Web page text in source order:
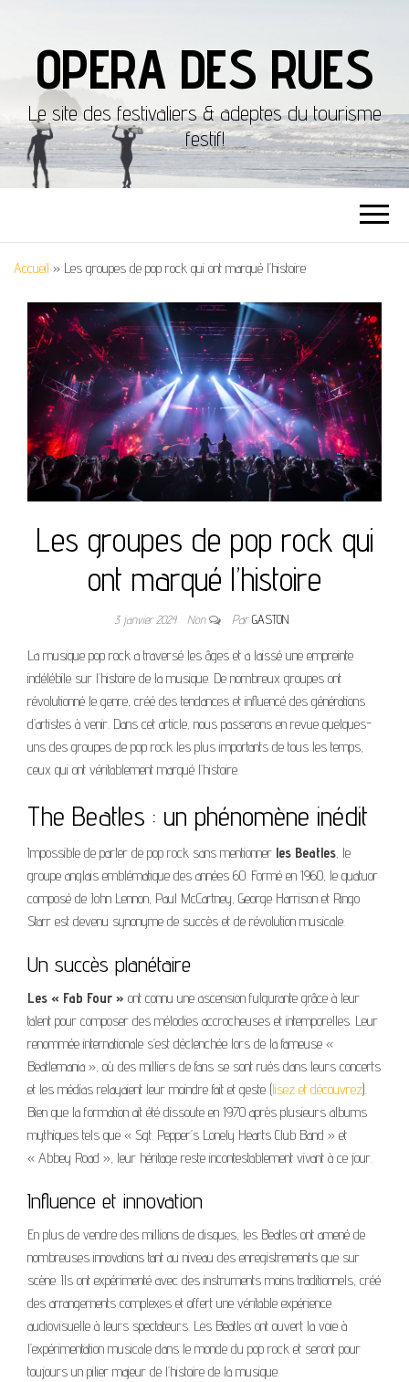
OPERA DES RUES
Le site des festivaliers & adeptes du tourisme
festif!
Accueil » Les groupes de pop rock qui ont marqué l’histoire
Les groupes de pop rock qui
ont marqué l’histoire
3 janvier 2024 Non ParGASTON
La musique pop rock a traversé les âges et a laissé une empreinte
indélébile sur l’histoire de la musique. De nombreux groupes ont
révolutionné le genre, créé des tendances et influencé des générations
d’artistes à venir. Dans cet article, nous passerons en revue quelques-
uns des groupes de pop rock les plus importants de tous les temps,
ceux qui ont véritablement marqué l’histoire.
The Beatles : un phénomène inédit
Impossible de parler de pop rock sans mentionner les Beatles, le
groupe anglais emblématique des années 60. Formé en 1960, le quatuor
composé de John Lennon, Paul McCartney, George Harrison et Ringo
Starr est devenu synonyme de succès et de révolution musicale.
Un succès planétaire
Les « Fab Four » ont connu une ascension fulgurante grâce à leur
talent pour composer des mélodies accrocheuses et intemporelles. Leur
renommée internationale s’est déclenchée lors de la fameuse «
Beatlemania », où des milliers de fans se sont rués dans leurs concerts
et les médias relayaient leur moindre fait et geste (lisez et découvrez).
Bien que la formation ait été dissoute en 1970 après plusieurs albums
mythiques tels que « Sgt. Pepper’s Lonely Hearts Club Band » et
« Abbey Road », leur héritage reste incontestablement vivant à ce jour.
Influence et innovation
En plus de vendre des millions de disques, les Beatles ont amené de
nombreuses innovations tant au niveau des enregistrements que sur
scène. Ils ont expérimenté avec des instruments moins traditionnels, créé
des arrangements complexes et offert une véritable expérience
audiovisuelle à leurs spectateurs. Les Beatles ont ouvert la voie à
l’expérimentation musicale dans le monde du pop rock et seront pour
toujours un pilier majeur de l’histoire de la musique.